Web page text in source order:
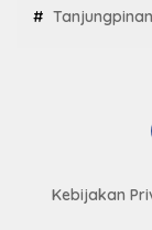
Kebijakan